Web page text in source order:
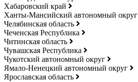
Хабаровский край
Ханты-Мансийский автономный округ
Челябинская область
Чеченская Республика
Читинская область
Чувашская Республика
Чукотский автономный округ
Ямало-Ненецкий автономный округ
Ярославская область